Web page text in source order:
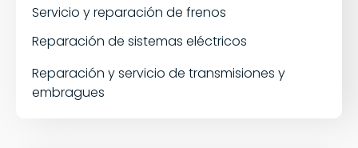
Servicio y reparación de frenos
Reparación de sistemas eléctricos
Reparación y servicio de transmisiones y
embragues